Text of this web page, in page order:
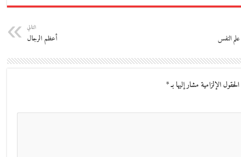
التالي
أعظم الرجال
الحقول الإلزامية مشار إليها بـ*